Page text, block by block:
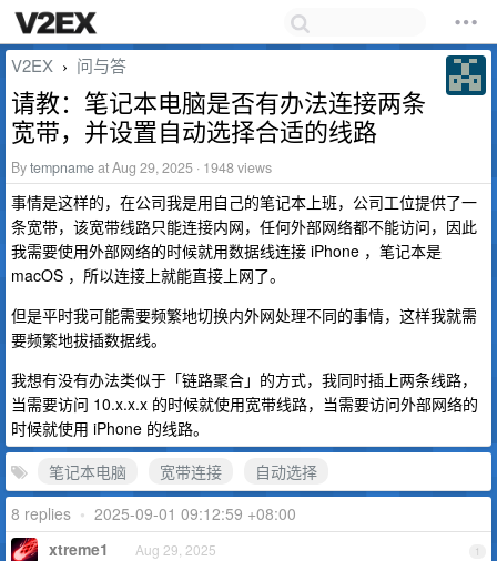
V2EX › 问与答
请教：笔记本电脑是否有办法连接两条
宽带，并设置自动选择合适的线路
Bytempnameat Aug 29, 2025 · 1948 views
事情是这样的，在公司我是用自己的笔记本上班，公司工位提供了一
条宽带，该宽带线路只能连接内网，任何外部网络都不能访问，因此
我需要使用外部网络的时候就用数据线连接 iPhone ，笔记本是
macOS ，所以连接上就能直接上网了。
但是平时我可能需要频繁地切换内外网处理不同的事情，这样我就需
要频繁地拔插数据线。
我想有没有办法类似于「链路聚合」的方式，我同时插上两条线路，
当需要访问 10.x.x.x 的时候就使用宽带线路，当需要访问外部网络的
时候就使用 iPhone 的线路。
笔记本电脑
宽带连接
自动选择
8 replies • 2025-09-01 09:12:59 +08:00
1
xtreme1 Aug 29, 2025